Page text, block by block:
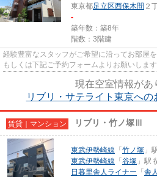
東京都足立区西保木間 ２
-
築年数：築8年
階数：3階建
経験豊富なスタッフがご希望に沿ってお部屋
もしくは下記ご予約フォームよりお願いします
現在空室情報があ
リブリ・サテライト東京へ
賃貸｜マンション リブリ・竹ノ塚Ⅲ
東武伊勢崎線 「 竹ノ塚 」
東武伊勢崎線 「 谷塚 」駅
日暮里舎人ライナー 「 舎人